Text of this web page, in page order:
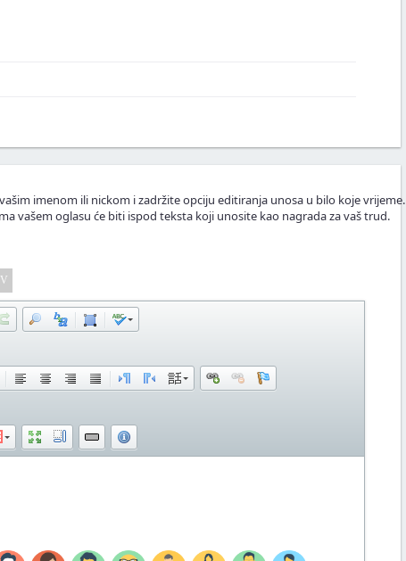
imenom ili nickom i zadržite opciju editiranja unosa u bilo koje vrijeme.
vašem oglasu će biti ispod teksta koji unosite kao nagrada za vaš trud.